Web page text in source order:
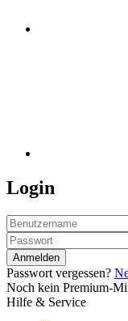
Login
Anmelden
Passwort vergessen?
Noch kein Premium-
Hilfe & Service